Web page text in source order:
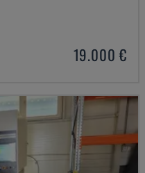
19.000 €